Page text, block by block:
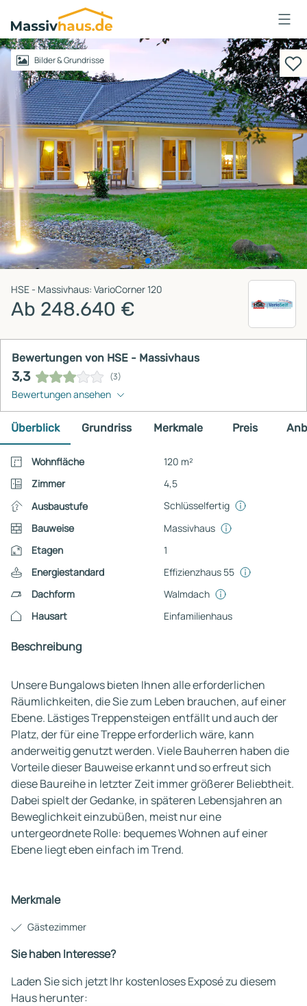
Massivhaus
Logo
AnmeldenBilder & Grundrisse
HSE - Massivhaus: VarioCorner 120
Ab 248.640 €
Bewertungen von HSE - Massivhaus
3,3 (3)
Bewertungen ansehen
Überblick Grundriss Merkmale Preis
Wohnfläche
120 m²
Zimmer
4,5
Ausbaustufe
Schlüsselfertig
Bauweise
Massivhaus
Etagen
1
Energiestandard
Effizienzhaus 55
Dachform
Walmdach
Hausart
Einfamilienhaus
Beschreibung
Unsere Bungalows bieten Ihnen alle erforderlichen
Räumlichkeiten, die Sie zum Leben brauchen, auf einer
Ebene. Lästiges Treppensteigen entfällt und auch der
Platz, der für eine Treppe erforderlich wäre, kann
anderweitig genutzt werden. Viele Bauherren haben die
Vorteile dieser Bauweise erkannt und so erfreut sich
diese Baureihe in letzter Zeit immer größerer Beliebtheit.
Dabei spielt der Gedanke, in späteren Lebensjahren an
Beweglichkeit einzubüßen, meist nur eine
untergeordnete Rolle: bequemes Wohnen auf einer
Ebene liegt eben einfach im Trend.
Merkmale
Gästezimmer
Sie haben Interesse?
Laden Sie sich jetzt Ihr kostenloses Exposé zu diesem
Haus herunter: